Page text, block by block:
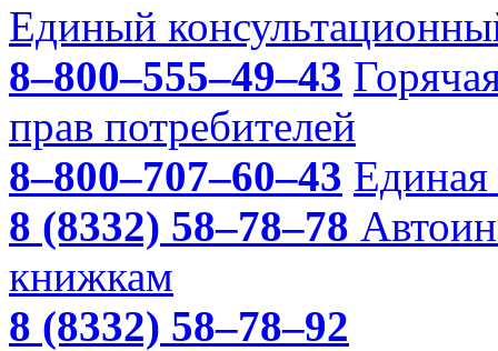
Единый
8–800–555–49–43
прав потребителей
8–800–707–60–43 Единая
8 (8332) 58–78–78
книжкам
8 (8332) 58–78–92